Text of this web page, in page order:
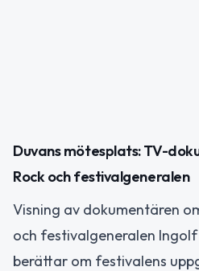
Duvans mötesplats: TV-
Rock och festivalgeneralen
Visning av dokumentären
och festivalgeneralen Ingolf
berättar om festivalens